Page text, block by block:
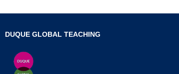
DUQUE GLOBAL TEACHING